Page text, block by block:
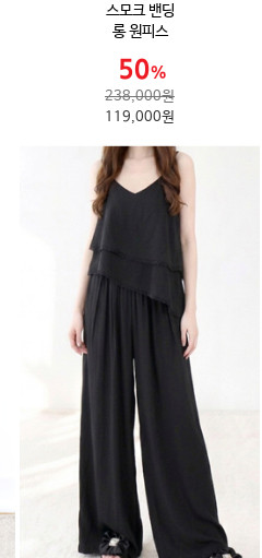
스모크 밴딩
롱 원피스
238,000원
119,000원